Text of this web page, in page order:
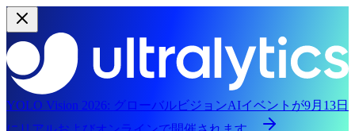
YOLO Vision 2026: グローバルビジョンAIイベントが9月13日